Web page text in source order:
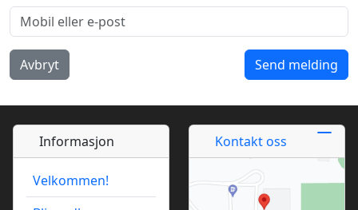
Avbryt
Informasjon
Velkommen!
Kontakt oss